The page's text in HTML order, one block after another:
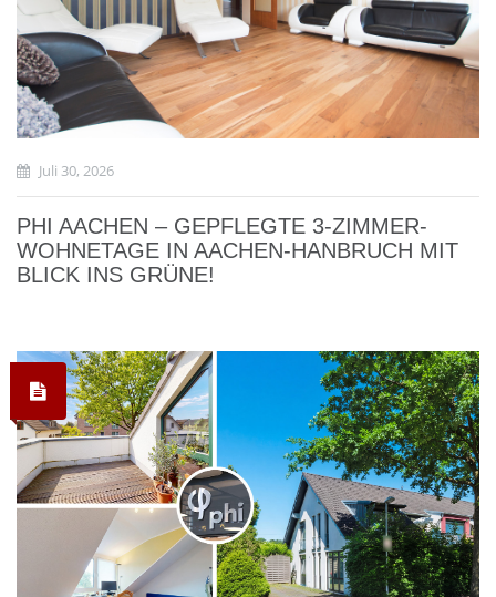
Juli 30, 2026
PHI AACHEN – GEPFLEGTE 3-ZIMMER-
WOHNETAGE IN AACHEN-HANBRUCH MIT
BLICK INS GRÜNE!